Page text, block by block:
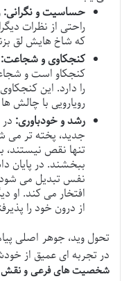
حساسیت و نگرانی:
راحتی از نظرات
که شاخ هایش لق
کنجکاوی و شجاعت:
کنجکاو است و
را دارد. این
رویارویی با چالش
رشد و خودباوری:
جدید، پخته تر می
تنها نقص نیستند،
ببخشند. در پایان
نفس تبدیل می
افتخار می کند. او
از درون خود را
تحول وید، جوهر اصلی
در تجربه ای عمیق از
شخصیت های فرعی و نقش